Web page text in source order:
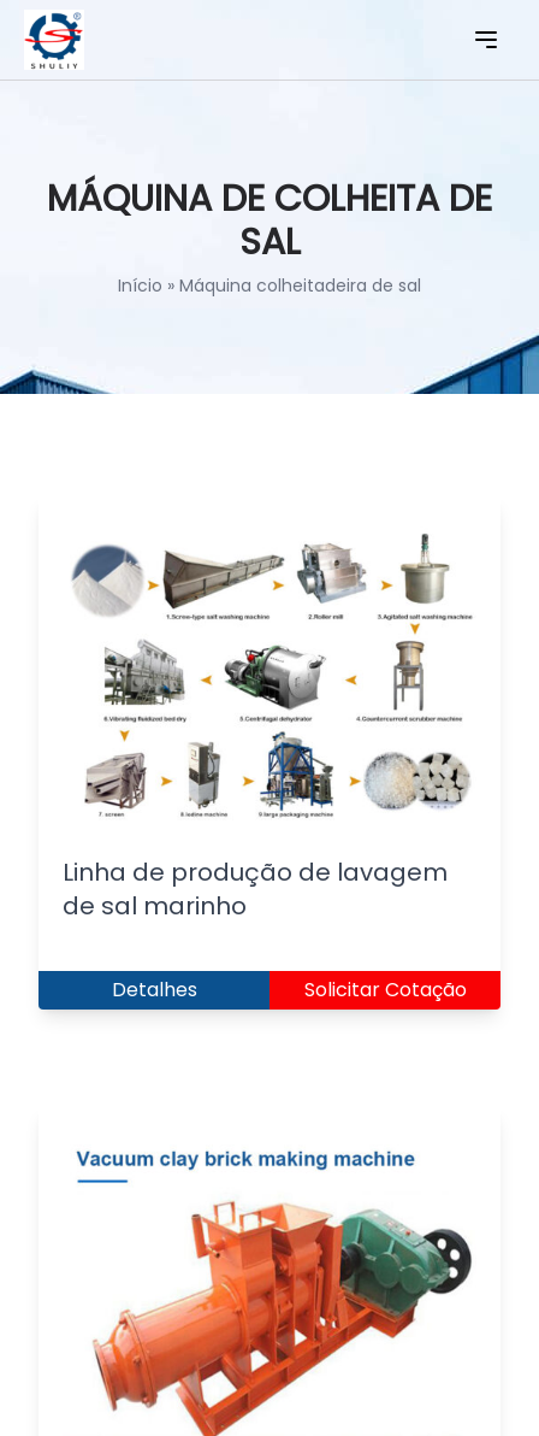
MÁQUINA DE COLHEITA DE
SAL
Início » Máquina colheitadeira de sal
Linha de produção de lavagem
de sal marinho
Detalhes Solicitar Cotação